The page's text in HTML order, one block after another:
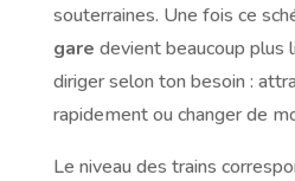
souterraines. Une fois ce
gare devient beaucoup plus
diriger selon ton besoin :
rapidement ou changer de
Le niveau des trains